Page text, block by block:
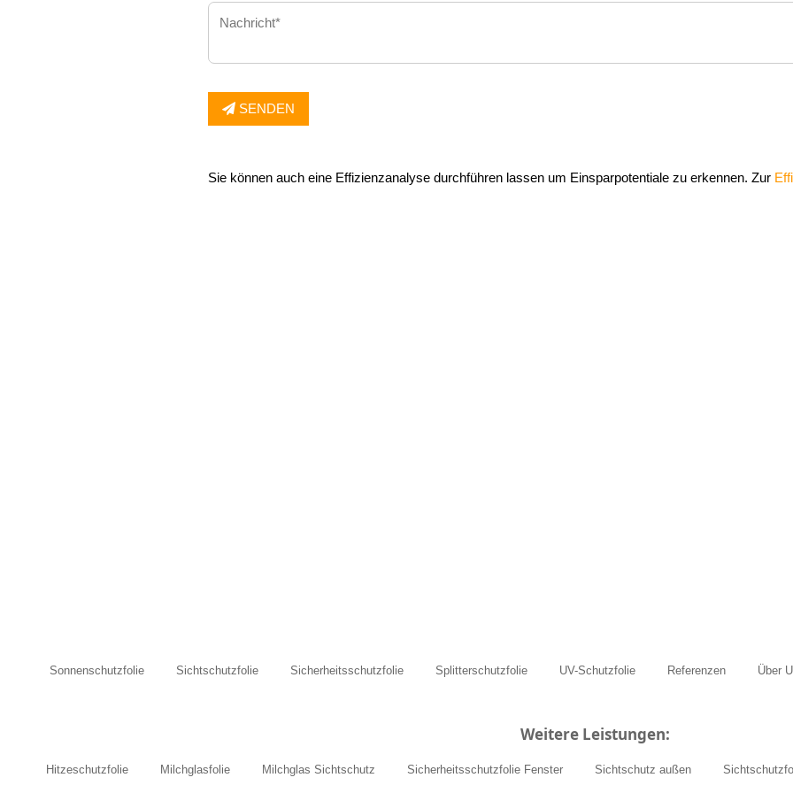
SENDEN
Sie können auch eine Effizienzanalyse durchführen lassen um Einsparpotentiale zu erkennen. Zur
Sonnenschutzfolie Sichtschutzfolie Sicherheitsschutzfolie Splitterschutzfolie UV-Schutzfolie Referenzen Über
Weitere Leistungen:
Hitzeschutzfolie Milchglasfolie Milchglas Sichtschutz Sicherheitsschutzfolie Fenster Sichtschutz außen